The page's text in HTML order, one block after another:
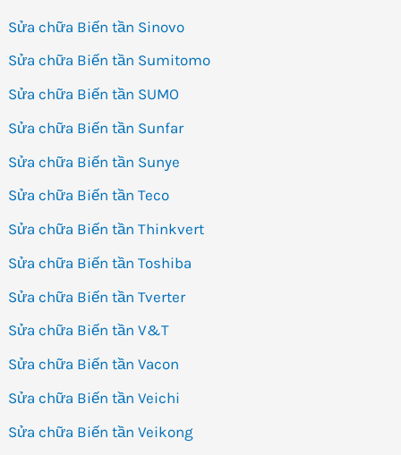
Sửa chữa Biến tần Sinovo
Sửa chữa Biến tần Sumitomo
Sửa chữa Biến tần SUMO
Sửa chữa Biến tần Sunfar
Sửa chữa Biến tần Sunye
Sửa chữa Biến tần Teco
Sửa chữa Biến tần Thinkvert
Sửa chữa Biến tần Toshiba
Sửa chữa Biến tần Tverter
Sửa chữa Biến tần V&T
Sửa chữa Biến tần Vacon
Sửa chữa Biến tần Veichi
Sửa chữa Biến tần Veikong